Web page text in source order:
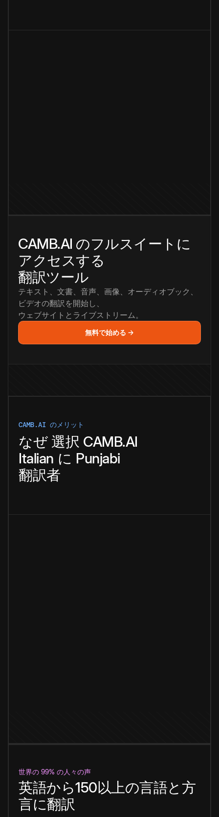
CAMB.AI のフルスイートに
アクセスする
翻訳ツール
テキスト、文書、音声、画像、オーディオブック、
ビデオの翻訳を開始し、
ウェブサイトとライブストリーム。
無料で始める →
CAMB.AI のメリット
なぜ 選択 CAMB.AI
Italian に Punjabi
翻訳者
世界の 99% の人々の声
英語から150以上の言語と方
言に翻訳